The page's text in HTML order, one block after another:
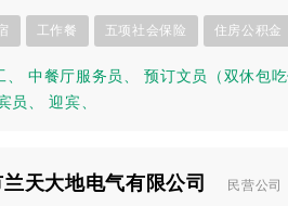
工作餐 五项社会保险 住房公积金
、中餐厅服务员 、预订文员（双休包吃
员 、迎宾
天大地电气有限公司 民营公司